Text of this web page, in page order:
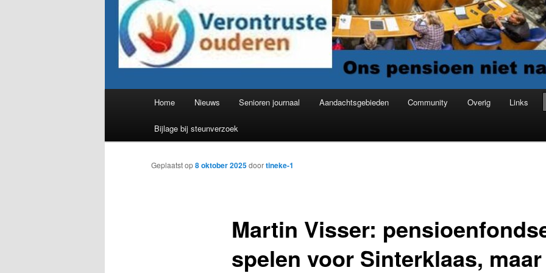
Home Nieuws Senioren journaal Aandachtsgebieden Community Overig Links
Bijlage bij steunverzoek
Martin Visser:
spelen voor Sinterklaas, maar
Geplaatst op8 oktober 2025doortineke-1